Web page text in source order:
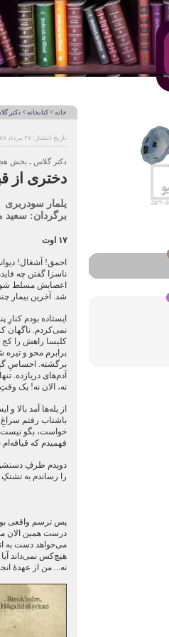
خانه >کتابخانه >دکتر
تاریخ انتشار: ۲۷ مرداد ۱۳۸۷
دکتر گلاس ـ بخش
دختری از
یلمار سودربری
برگردان: سعید
۱۷ اوت
احمق! آشغال!
ناسزا گفتن چه
اعصابش مسلط
شد. آخرین بیمار
ایستاده بودم
نمی‌کردم. ناگهان
کلیسا راهش را
برابرم محو و
برگشته. احساسِ
آدم‌های دریازده.
نه، الان نه! یک
از پله‌ها آمد بالا
باشتاب رفتم
خواست، بگو
فهمیدم که
دویدم طرفِ
را رساندم به
پس ترسم واقعی
درست همین الان
می‌خواهد دست به
هیچ‌کس نمی‌داند
نه... من از عهدۀ